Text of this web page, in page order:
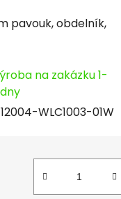
pavouk, obdelník,
na zakázku 1-
WLC1003-01W